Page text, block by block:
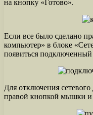
на кнопку «Готово».
Если все было сделано
компьютер» в блоке
появиться подключенный
Для отключения
правой кнопкой мышки и